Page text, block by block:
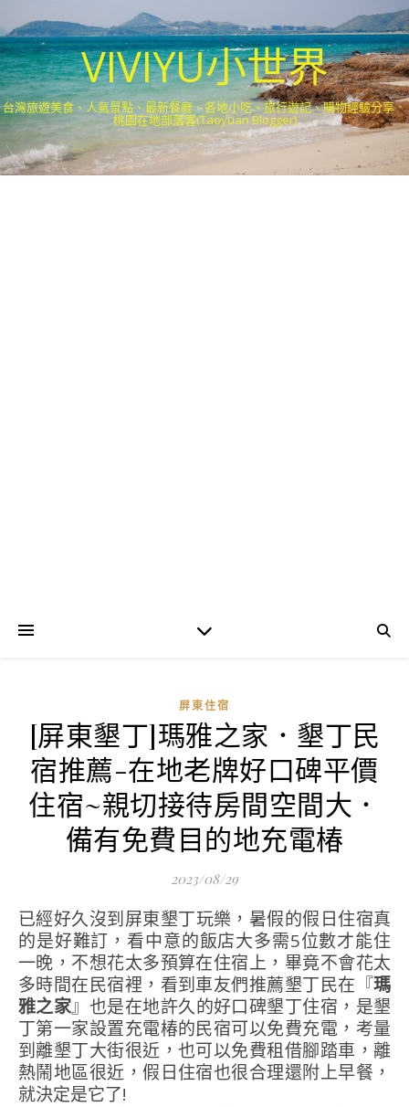
VIVIYU小世界
台灣旅遊美食、人氣景點、最新餐廳、各地小吃、旅行遊記、購物經驗分享．
桃園在地部落客(Taoyuan Blogger)
屏東住宿
[屏東墾丁]瑪雅之家．墾丁民
宿推薦-在地老牌好口碑平價
住宿~親切接待房間空間大．
備有免費目的地充電椿
2023/08/29
已經好久沒到屏東墾丁玩樂，暑假的假日住宿真
的是好難訂，看中意的飯店大多需5位數才能住
一晚，不想花太多預算在住宿上，畢竟不會花太
多時間在民宿裡，看到車友們推薦墾丁民在『瑪
雅之家』也是在地許久的好口碑墾丁住宿，是墾
丁第一家設置充電椿的民宿可以免費充電，考量
到離墾丁大街很近，也可以免費租借腳踏車，離
熱鬧地區很近，假日住宿也很合理還附上早餐，
就決定是它了!